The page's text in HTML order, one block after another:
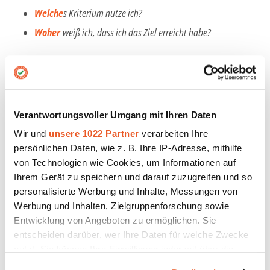
Verantwortungsvoller Umgang mit Ihren Daten
Wir und unsere 1022 Partner verarbeiten Ihre
persönlichen Daten, wie z. B. Ihre IP-Adresse, mithilfe
von Technologien wie Cookies, um Informationen auf
Ihrem Gerät zu speichern und darauf zuzugreifen und so
personalisierte Werbung und Inhalte, Messungen von
Werbung und Inhalten, Zielgruppenforschung sowie
Entwicklung von Angeboten zu ermöglichen. Sie
entscheiden darüber, wer Ihre Daten für welche Zwecke
Welches Kriterium nutze ich?
Woher weiß ich, dass ich das Ziel erreicht habe?
Achievable
Zu Beginn wurde thematisiert, dass SMART-Ziele
motivieren können. Das können sie jedoch nur, wenn
sie auch tatsächlicherreichbarsind – und zwarin den
Augen aller Beteiligten. Wirken Ziele zu utopisch, wird
schnell kapituliert und jeglicher Fortschritt ist
unwahrscheinlich. Nichtsdestotrotz sollten gesteckte
Ziele natürlich eine gewisseHerausforderung
darstellen, um zum kreativen Denken anzuregen.
Zu beantwortende Fragen: